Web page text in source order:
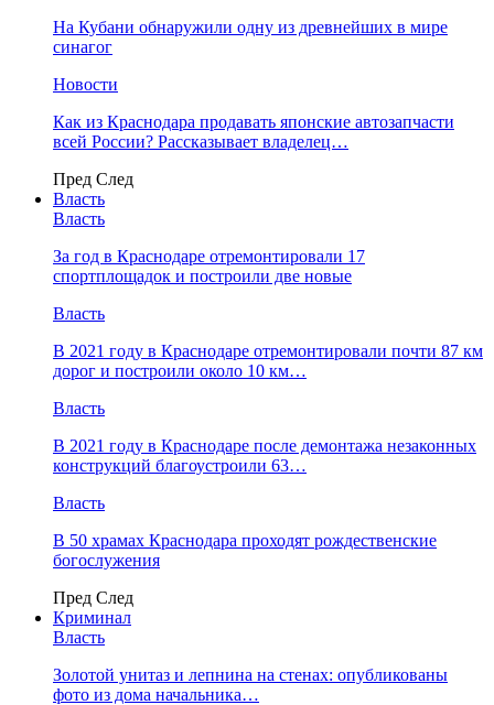
На Кубани обнаружили одну из древнейших в мире
синагог
Новости
Как из Краснодара продавать японские автозапчасти
всей России? Рассказывает владелец…
Пред След
Власть
Власть
За год в Краснодаре отремонтировали 17
спортплощадок и построили две новые
Власть
В 2021 году в Краснодаре отремонтировали почти 87 км
дорог и построили около 10 км…
Власть
В 2021 году в Краснодаре после демонтажа незаконных
конструкций благоустроили 63…
Власть
В 50 храмах Краснодара проходят рождественские
богослужения
Пред След
Криминал
Власть
​Золотой унитаз и лепнина на стенах: опубликованы
фото из дома начальника…